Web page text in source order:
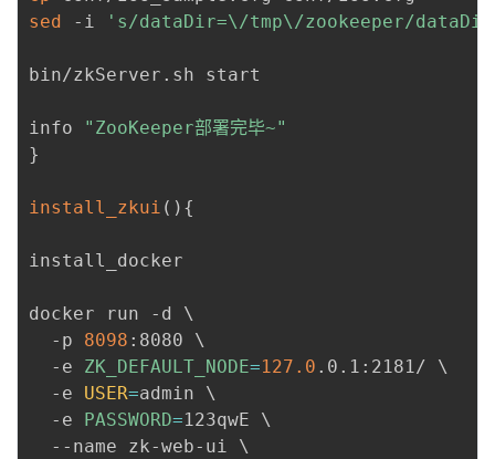
sed
-i 's/dataDir=\/tmp\/zookeeper/
bin/zkServer.sh start
info
"ZooKeeper部署完毕~"
}
install_zkui ( ) {
install_docker
docker run -d \
  -p
8098 :8080 \
  -e
ZK_DEFAULT_NODE=127.0 .0.1:2181/ \
  -e
USER=admin \
  -e
PASSWORD=123qwE \
  --name zk-web-ui
\